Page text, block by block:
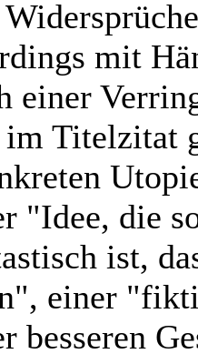
mit
einer
Titelzitat
"Idee, die
ist,
einer
besseren